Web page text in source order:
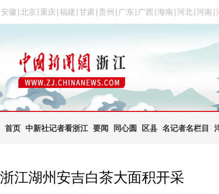
安徽 北京 重庆 福建 甘肃 贵州 广东 广西 海南 河北 河南
首页 中新社记者看浙江 要闻 同心圆 区县 名记者名栏目
浙江湖州安吉白茶大面积开采